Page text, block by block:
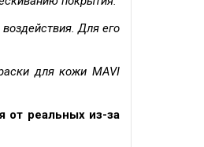
Для его
для кожи MAVI
от реальных из-за